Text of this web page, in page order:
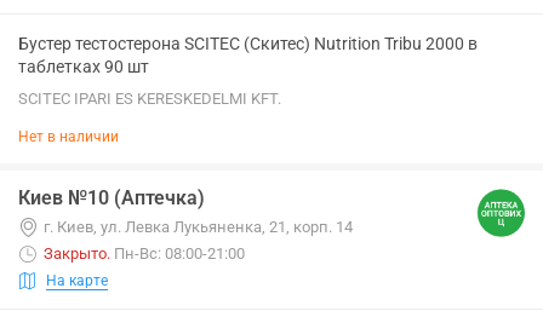
Бустер тестостерона SCITEC (Скитес) Nutrition Tribu 2000 в
таблетках 90 шт
SCITEC IPARI ES KERESKEDELMI KFT.
Нет в наличии
Киев №10 (Аптечка)
г. Киев, ул. Левка Лукьяненка, 21, корп. 14
Закрыто. Пн-Вс: 08:00-21:00
На карте